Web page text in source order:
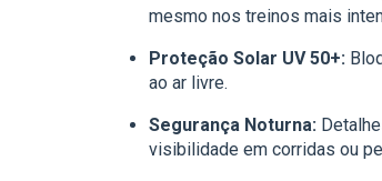
mesmo nos treinos mais
Proteção Solar UV 50+:
ao ar livre.
Segurança Noturna:
visibilidade em corridas ou